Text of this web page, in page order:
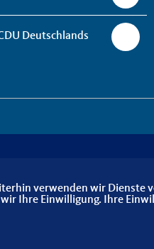
Deutschlands
verwenden wir
Ihre Einwilligung. Ihre